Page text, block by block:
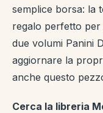
semplice borsa: la
regalo perfetto per
due volumi Panini
aggiornare la
anche questo
Cerca la libreria